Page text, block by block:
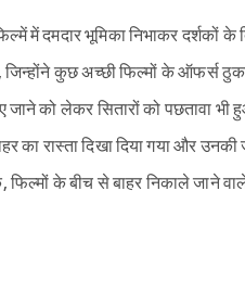
में दमदार भूमिका निभाकर दर्शकों के
जिन्होंने कुछ अच्छी फिल्मों के ऑफर्स
जाने को लेकर सितारों को पछतावा
का रास्ता दिखा दिया गया और
के बीच से बाहर निकाले जाने वाले